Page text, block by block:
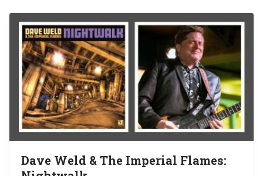
Dave Weld & The Imperial Flames: